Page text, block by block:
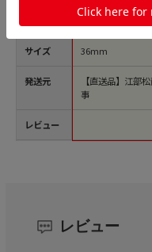
サイズ
発送元
レビュー
￥480
36mm
【直送品】江部
事
レビュー